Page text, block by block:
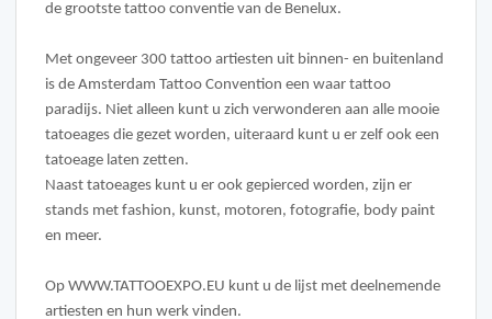
de grootste tattoo conventie van de Benelux.
Met ongeveer 300 tattoo artiesten uit binnen- en buitenland
is de Amsterdam Tattoo Convention een waar tattoo
paradijs. Niet alleen kunt u zich verwonderen aan alle mooie
tatoeages die gezet worden, uiteraard kunt u er zelf ook een
tatoeage laten zetten.
Naast tatoeages kunt u er ook gepierced worden, zijn er
stands met fashion, kunst, motoren, fotografie, body paint
en meer.
Op WWW.TATTOOEXPO.EU kunt u de lijst met deelnemende
artiesten en hun werk vinden.